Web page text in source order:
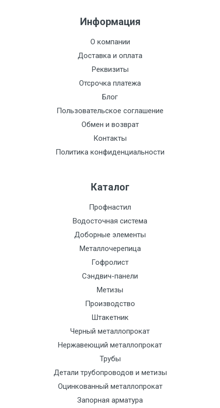
Информация
О компании
Доставка и оплата
Реквизиты
Отсрочка платежа
Блог
Пользовательское соглашение
Обмен и возврат
Контакты
Политика конфиденциальности
Каталог
Профнастил
Водосточная система
Доборные элементы
Металлочерепица
Гофролист
Сэндвич-панели
Метизы
Производство
Штакетник
Черный металлопрокат
Нержавеющий металлопрокат
Трубы
Детали трубопроводов и метизы
Оцинкованный металлопрокат
Запорная арматура